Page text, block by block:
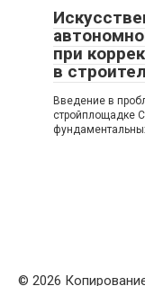
при
в
Введение в
стройплощадке
© 2026